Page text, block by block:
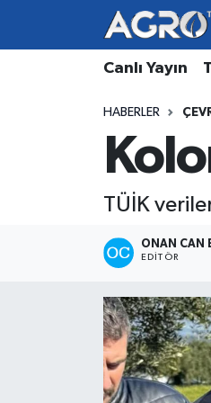
Canlı Yayın
HABERLER
TÜİK
ONAN CAN
EDITÖR
Hava Durumu
Trafik Durumu
Süper Lig Puan
Tüm Manşetler
Son Dakika Haberleri
Haber Arşivi